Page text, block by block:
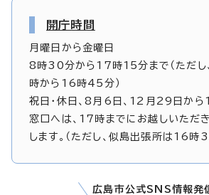
開庁時間
月曜日から金曜日
8時30分から17時15分まで（ただし
時から16時45分）
祝日・休日、8月6日、12月29日か
窓口へは、17時までにお越しいただ
します。（ただし、似島出張所は16時
広島市公式SNS情報発